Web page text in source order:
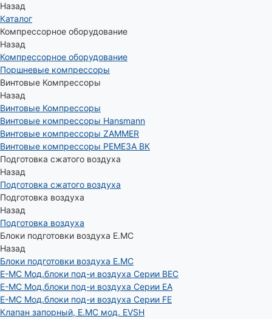
Назад
Каталог
Компрессорное оборудование
Назад
Компрессорное оборудование
Поршневые компрессоры
Винтовые Компрессоры
Назад
Винтовые Компрессоры
Винтовые компрессоры Hansmann
Винтовые компрессоры ZAMMER
Винтовые компрессоры РЕМЕЗА ВК
Подготовка сжатого воздуха
Назад
Подготовка сжатого воздуха
Подготовка воздуха
Назад
Подготовка воздуха
Блоки подготовки воздуха E.MC
Назад
Блоки подготовки воздуха E.MC
E-MC Мод.блоки под-и воздуха Серии BEC
E-MC Мод.блоки под-и воздуха Серии EA
E-MC Мод.блоки под-и воздуха Серии FE
Клапан запорный, E.MC мод. EVSH